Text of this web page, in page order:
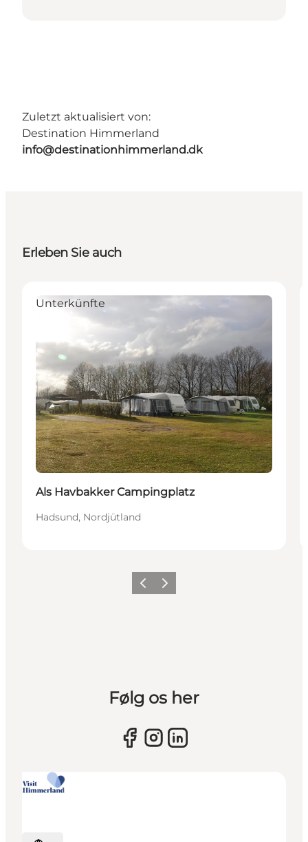
Zuletzt aktualisiert von:
Destination Himmerland
info@destinationhimmerland.dk
Erleben Sie auch
Unterkünfte
Als Havbakker Campingplatz
Hadsund, Nordjütland
Vorherige Folie
Nächste Folie
Følg os her